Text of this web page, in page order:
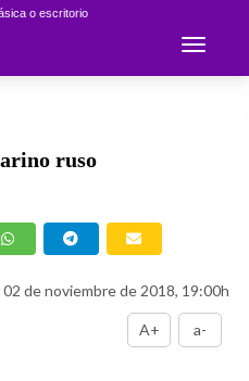
o escritorio
Toggle
ruso
02 de noviembre de 2018, 19:00h
A+ a-